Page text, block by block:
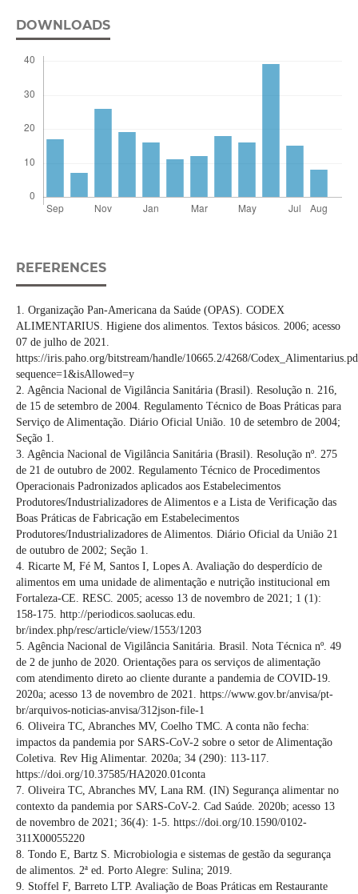
DOWNLOADS
REFERENCES
1. Organização Pan-Americana da Saúde (OPAS). CODEX
ALIMENTARIUS. Higiene dos alimentos. Textos básicos. 2006; acesso
07 de julho de 2021.
https://iris.paho.org/bitstream/handle/10665.2/4268/
sequence=1&isAllowed=y
2. Agência Nacional de Vigilância Sanitária (Brasil). Resolução n. 216,
de 15 de setembro de 2004. Regulamento Técnico de Boas Práticas para
Serviço de Alimentação. Diário Oficial União. 10 de setembro de 2004;
Seção 1.
3. Agência Nacional de Vigilância Sanitária (Brasil). Resolução nº. 275
de 21 de outubro de 2002. Regulamento Técnico de Procedimentos
Operacionais Padronizados aplicados aos Estabelecimentos
Produtores/Industrializadores de Alimentos e a Lista de Verificação das
Boas Práticas de Fabricação em Estabelecimentos
Produtores/Industrializadores de Alimentos. Diário Oficial da União 21
de outubro de 2002; Seção 1.
4. Ricarte M, Fé M, Santos I, Lopes A. Avaliação do desperdício de
alimentos em uma unidade de alimentação e nutrição institucional em
Fortaleza-CE. RESC. 2005; acesso 13 de novembro de 2021; 1 (1):
158-175. http://periodicos.saolucas.edu.
br/index.php/resc/article/view/1553/1203
5. Agência Nacional de Vigilância Sanitária. Brasil. Nota Técnica nº. 49
de 2 de junho de 2020. Orientações para os serviços de alimentação
com atendimento direto ao cliente durante a pandemia de COVID-19.
2020a; acesso 13 de novembro de 2021. https://www.gov.br/anvisa/pt-
br/arquivos-noticias-anvisa/312json-file-1
6. Oliveira TC, Abranches MV, Coelho TMC. A conta não fecha:
impactos da pandemia por SARS-CoV-2 sobre o setor de Alimentação
Coletiva. Rev Hig Alimentar. 2020a; 34 (290): 113-117.
https://doi.org/10.37585/HA2020.01conta
7. Oliveira TC, Abranches MV, Lana RM. (IN) Segurança alimentar no
contexto da pandemia por SARS-CoV-2. Cad Saúde. 2020b; acesso 13
de novembro de 2021; 36(4): 1-5. https://doi.org/10.1590/0102-
311X00055220
8. Tondo E, Bartz S. Microbiologia e sistemas de gestão da segurança
de alimentos. 2ª ed. Porto Alegre: Sulina; 2019.
9. Stoffel F, Barreto LTP. Avaliação de Boas Práticas em Restaurante